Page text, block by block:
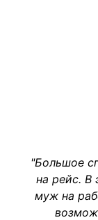
"Большое
на рейс. В
муж на